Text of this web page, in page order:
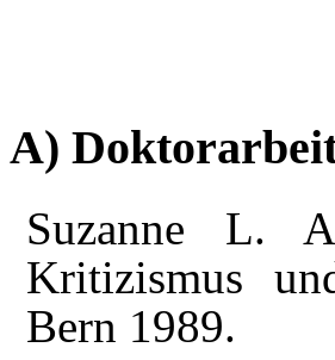
A)
Suzanne L.
Kritizismus
Bern 1989.